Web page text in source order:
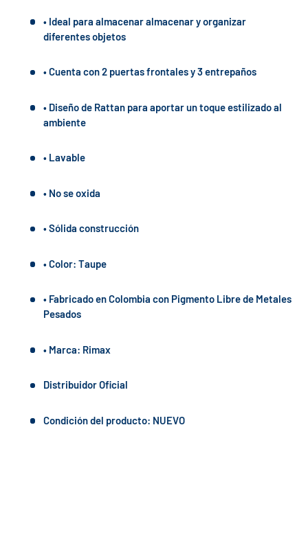
• Ideal para almacenar almacenar y organizar
diferentes objetos
• Cuenta con 2 puertas frontales y 3 entrepaños
• Diseño de Rattan para aportar un toque estilizado al
ambiente
• Lavable
• No se oxida
• Sólida construcción
• Color: Taupe
• Fabricado en Colombia con Pigmento Libre de Metales
Pesados
• Marca: Rimax
Distribuidor Oficial
Condición del producto: NUEVO